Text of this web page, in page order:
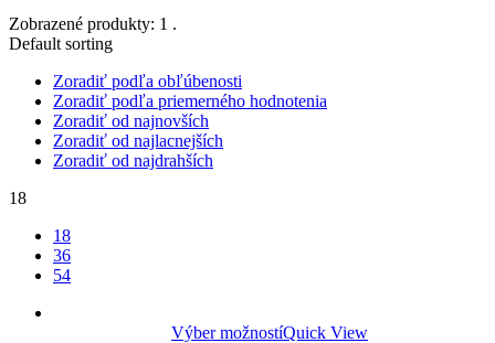
Zobrazené produkty: 1 .
Default sorting
Zoradiť podľa obľúbenosti
Zoradiť podľa priemerného hodnotenia
Zoradiť od najnovších
Zoradiť od najlacnejších
Zoradiť od najdrahších
18
18
36
54
Výber možnostíQuick View